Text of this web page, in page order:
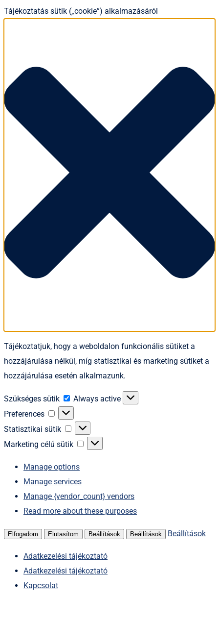
Tájékoztatás sütik („cookie”) alkalmazásáról
Tájékoztatjuk, hogy a weboldalon funkcionális sütiket a
hozzájárulása nélkül, míg statisztikai és marketing sütiket a
hozzájárulása esetén alkalmazunk.
Szükséges sütik
Szükséges
Always active
Preferences
Preferences
Statisztikai sütik
Statisztikai
sütik
Marketing célú sütik
Marketing
Manage options
Manage services
Manage {vendor_count} vendors
Read more about these purposes
Elfogadom Elutasítom Beállítások Beállítások Beállítások
Adatkezelési tájékoztató
Adatkezelési tájékoztató
Kapcsolat